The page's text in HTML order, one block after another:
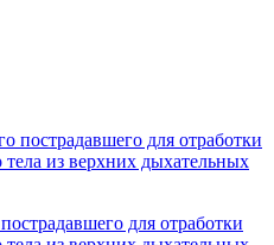
для отработки